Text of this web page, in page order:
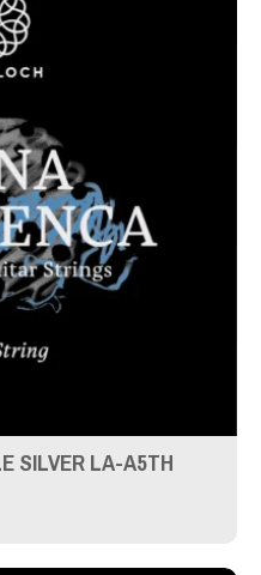
SILVER LA-A5TH